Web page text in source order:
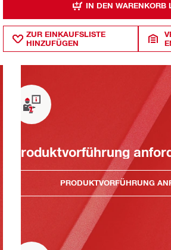
IN DEN WARENKORB
ZUR EINKAUFSLISTE
HINZUFÜGEN
Produktvorführung
PRODUKTVORFÜHRUNG